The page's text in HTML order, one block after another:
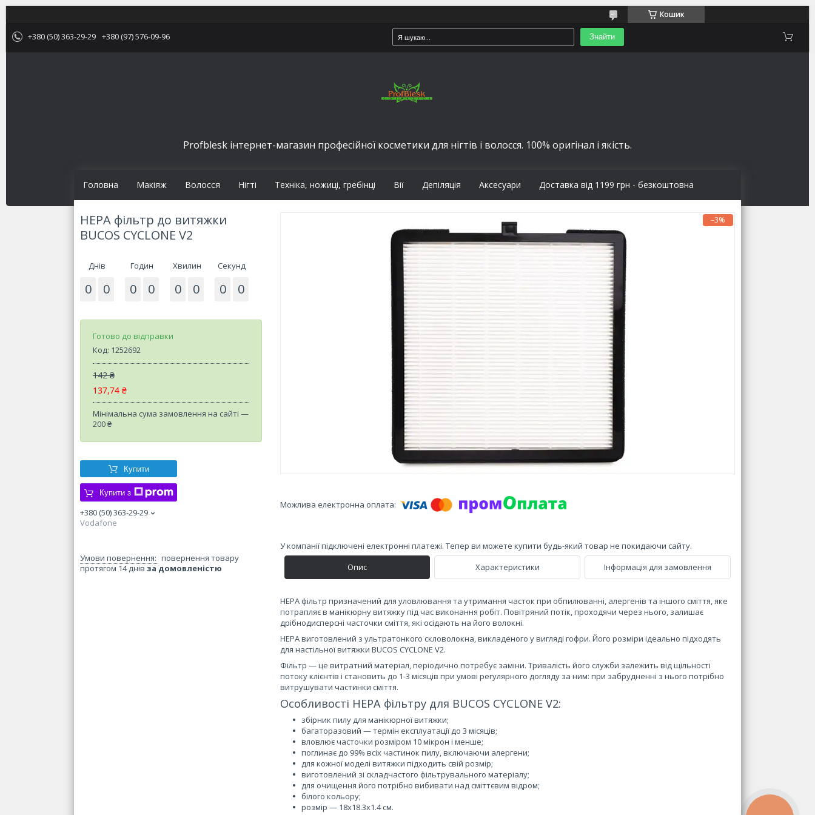
Кошик
+380 (50) 363-29-29 +380 (97) 576-09-96 Знайти
Profblesk інтернет-магазин професійної косметики для нігтів і волосся. 100% оригінал і якість.
Головна Макіяж Волосся Нігті Техніка, ножиці, гребінці Вії Депіляція Аксесуари Доставка від 1199 грн - безкоштовна
HEPA фільтр до витяжки
BUCOS CYCLONE V2
Днів
0 0
Годин
0 0
Хвилин
0 0
Секунд
0 0
Готово до відправки
Код: 1252692
142 ₴
137,74 ₴
Мінімальна сума замовлення на сайті —
200 ₴
Купити
Купити з
+380 (50) 363-29-29
Vodafone
повернення товару
протягом 14 днів за домовленістю
–3%
У компанії підключені електронні платежі. Тепер ви можете купити будь-який товар не покидаючи сайту.
Опис
Характеристики Інформація для замовлення
HEPA фільтр призначений для уловлювання та утримання часток при обпилюванні, алергенів та іншого сміття, яке
потрапляє в манікюрну витяжку під час виконання робіт. Повітряний потік, проходячи через нього, залишає
дрібнодисперсні часточки сміття, які осідають на його волокні.
HEPA виготовлений з ультратонкого скловолокна, викладеного у вигляді гофри. Його розміри ідеально підходять
для настільної витяжки BUCOS CYCLONE V2.
Фільтр — це витратний матеріал, періодично потребує заміни. Тривалість його служби залежить від щільності
потоку клієнтів і становить до 1-3 місяців при умові регулярного догляду за ним: при забрудненні з нього потрібно
витрушувати частинки сміття.
Особливості HEPA фільтру для BUCOS CYCLONE V2:
збірник пилу для манікюрної витяжки;
багаторазовий — термін експлуатації до 3 місяців;
вловлює часточки розміром 10 мікрон і менше;
поглинає до 99% всіх частинок пилу, включаючи алергени;
для кожної моделі витяжки підходить свій розмір;
виготовлений зі складчастого фільтрувального матеріалу;
для очищення його потрібно вибивати над сміттєвим відром;
білого кольору;
розмір — 18х18.3х1.4 см.